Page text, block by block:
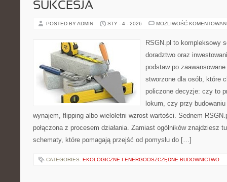
SUKCESJA
POSTED BY ADMIN STY - 4 - 2026 MOŻLIWOŚĆ
RSGN.pl to kompleksowy
doradztwo oraz
podstaw po
stworzone dla osób, które
policzone decyzje: czy to
lokum, czy przy
wynajem, flipping albo wieloletni wzrost wartości. Sednem
połączona z procesem działania. Zamiast ogólników znajdziesz
schematy, które pomagają przejść od pomysłu do […]
CATEGORIES: EKOLOGICZNE I ENERGOOSZCZĘDNE BUDOWNICTWO